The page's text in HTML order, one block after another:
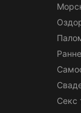
Секс